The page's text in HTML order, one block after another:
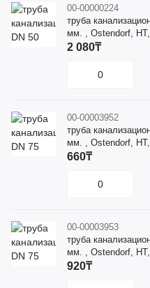
00-00000224
труба
мм. , Ostendorf,
2 080₸
00-00003952
труба
мм. , Ostendorf,
660₸
00-00003953
труба
мм. , Ostendorf,
920₸